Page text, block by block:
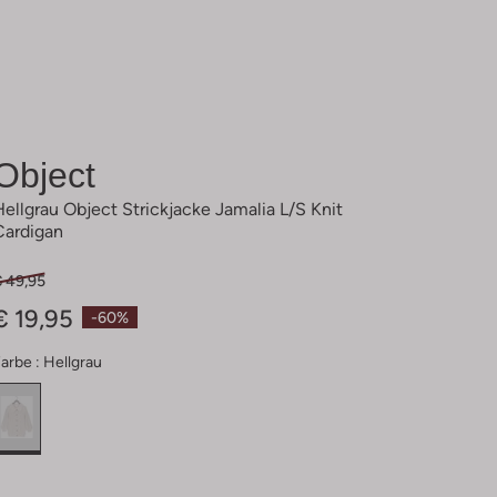
Object Strickjacke Jamalia L/s Knit
-60%
49,95
19,95
: Hellgrau